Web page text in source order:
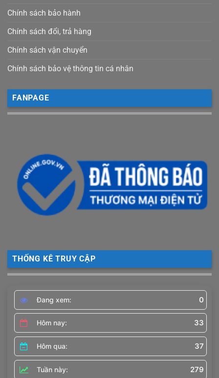
Chính sách bảo hành
Chính sách đổi, trả hàng
Chính sách vận chuyển
Chính sách bảo vệ thông tin cá nhân
FANPAGE
THỐNG KÊ TRUY CẬP
Đang xem: 0
Hôm nay: 33
Hôm qua: 37
Tuần này: 279